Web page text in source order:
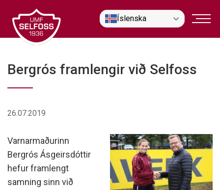
efni
Íslenska
Bergrós framlengir við Selfoss
26.07.2019
Varnarmaðurinn
Bergrós Ásgeirsdóttir
hefur framlengt
samning sinn við